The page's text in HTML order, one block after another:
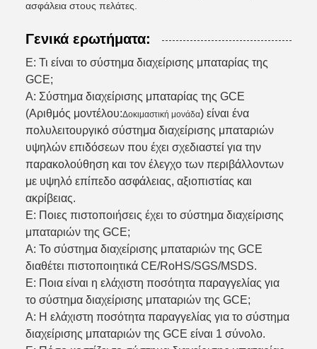
ασφάλεια στους πελάτες.
Γενικά ερωτήματα:
Ε: Τι είναι το σύστημα διαχείρισης μπαταρίας της
GCE;
Α: Σύστημα διαχείρισης μπαταρίας της GCE
(Αριθμός μοντέλου:Δοκιμαστική μονάδα) είναι ένα
πολυλειτουργικό σύστημα διαχείρισης μπαταριών
υψηλών επιδόσεων που έχει σχεδιαστεί για την
παρακολούθηση και τον έλεγχο των περιβάλλοντων
με υψηλό επίπεδο ασφάλειας, αξιοπιστίας και
ακρίβειας.
Ε: Ποιες πιστοποιήσεις έχει το σύστημα διαχείρισης
μπαταριών της GCE;
Α: Το σύστημα διαχείρισης μπαταριών της GCE
διαθέτει πιστοποιητικά CE/RoHS/SGS/MSDS.
Ε: Ποια είναι η ελάχιστη ποσότητα παραγγελίας για
το σύστημα διαχείρισης μπαταριών της GCE;
Α: Η ελάχιστη ποσότητα παραγγελίας για το σύστημα
διαχείρισης μπαταριών της GCE είναι 1 σύνολο.